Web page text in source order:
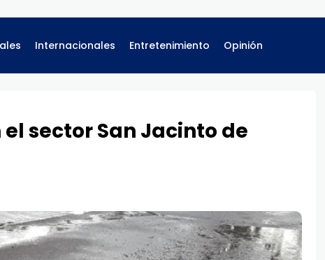
Internacionales Entretenimiento Opinión
sector San Jacinto de